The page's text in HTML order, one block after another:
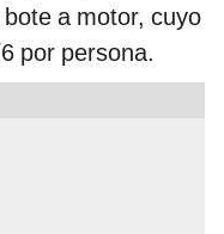
a motor, cuyo
por persona.